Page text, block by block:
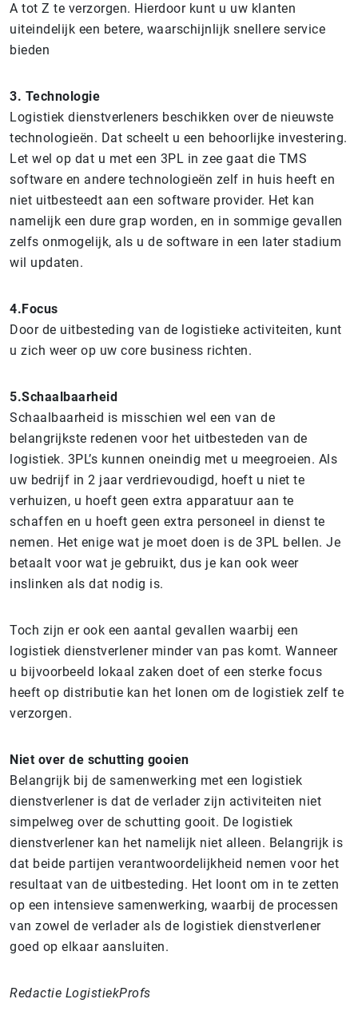
A tot Z te verzorgen. Hierdoor kunt u uw klanten
uiteindelijk een betere, waarschijnlijk snellere service
bieden
3. Technologie
Logistiek dienstverleners beschikken over de nieuwste
technologieën. Dat scheelt u een behoorlijke investering.
Let wel op dat u met een 3PL in zee gaat die TMS
software en andere technologieën zelf in huis heeft en
niet uitbesteedt aan een software provider. Het kan
namelijk een dure grap worden, en in sommige gevallen
zelfs onmogelijk, als u de software in een later stadium
wil updaten.
4.Focus
Door de uitbesteding van de logistieke activiteiten, kunt
u zich weer op uw core business richten.
5.Schaalbaarheid
Schaalbaarheid is misschien wel een van de
belangrijkste redenen voor het uitbesteden van de
logistiek. 3PL’s kunnen oneindig met u meegroeien. Als
uw bedrijf in 2 jaar verdrievoudigd, hoeft u niet te
verhuizen, u hoeft geen extra apparatuur aan te
schaffen en u hoeft geen extra personeel in dienst te
nemen. Het enige wat je moet doen is de 3PL bellen. Je
betaalt voor wat je gebruikt, dus je kan ook weer
inslinken als dat nodig is.
Toch zijn er ook een aantal gevallen waarbij een
logistiek dienstverlener minder van pas komt. Wanneer
u bijvoorbeeld lokaal zaken doet of een sterke focus
heeft op distributie kan het lonen om de logistiek zelf te
verzorgen.
Niet over de schutting gooien
Belangrijk bij de samenwerking met een logistiek
dienstverlener is dat de verlader zijn activiteiten niet
simpelweg over de schutting gooit. De logistiek
dienstverlener kan het namelijk niet alleen. Belangrijk is
dat beide partijen verantwoordelijkheid nemen voor het
resultaat van de uitbesteding. Het loont om in te zetten
op een intensieve samenwerking, waarbij de processen
van zowel de verlader als de logistiek dienstverlener
goed op elkaar aansluiten.
Redactie LogistiekProfs